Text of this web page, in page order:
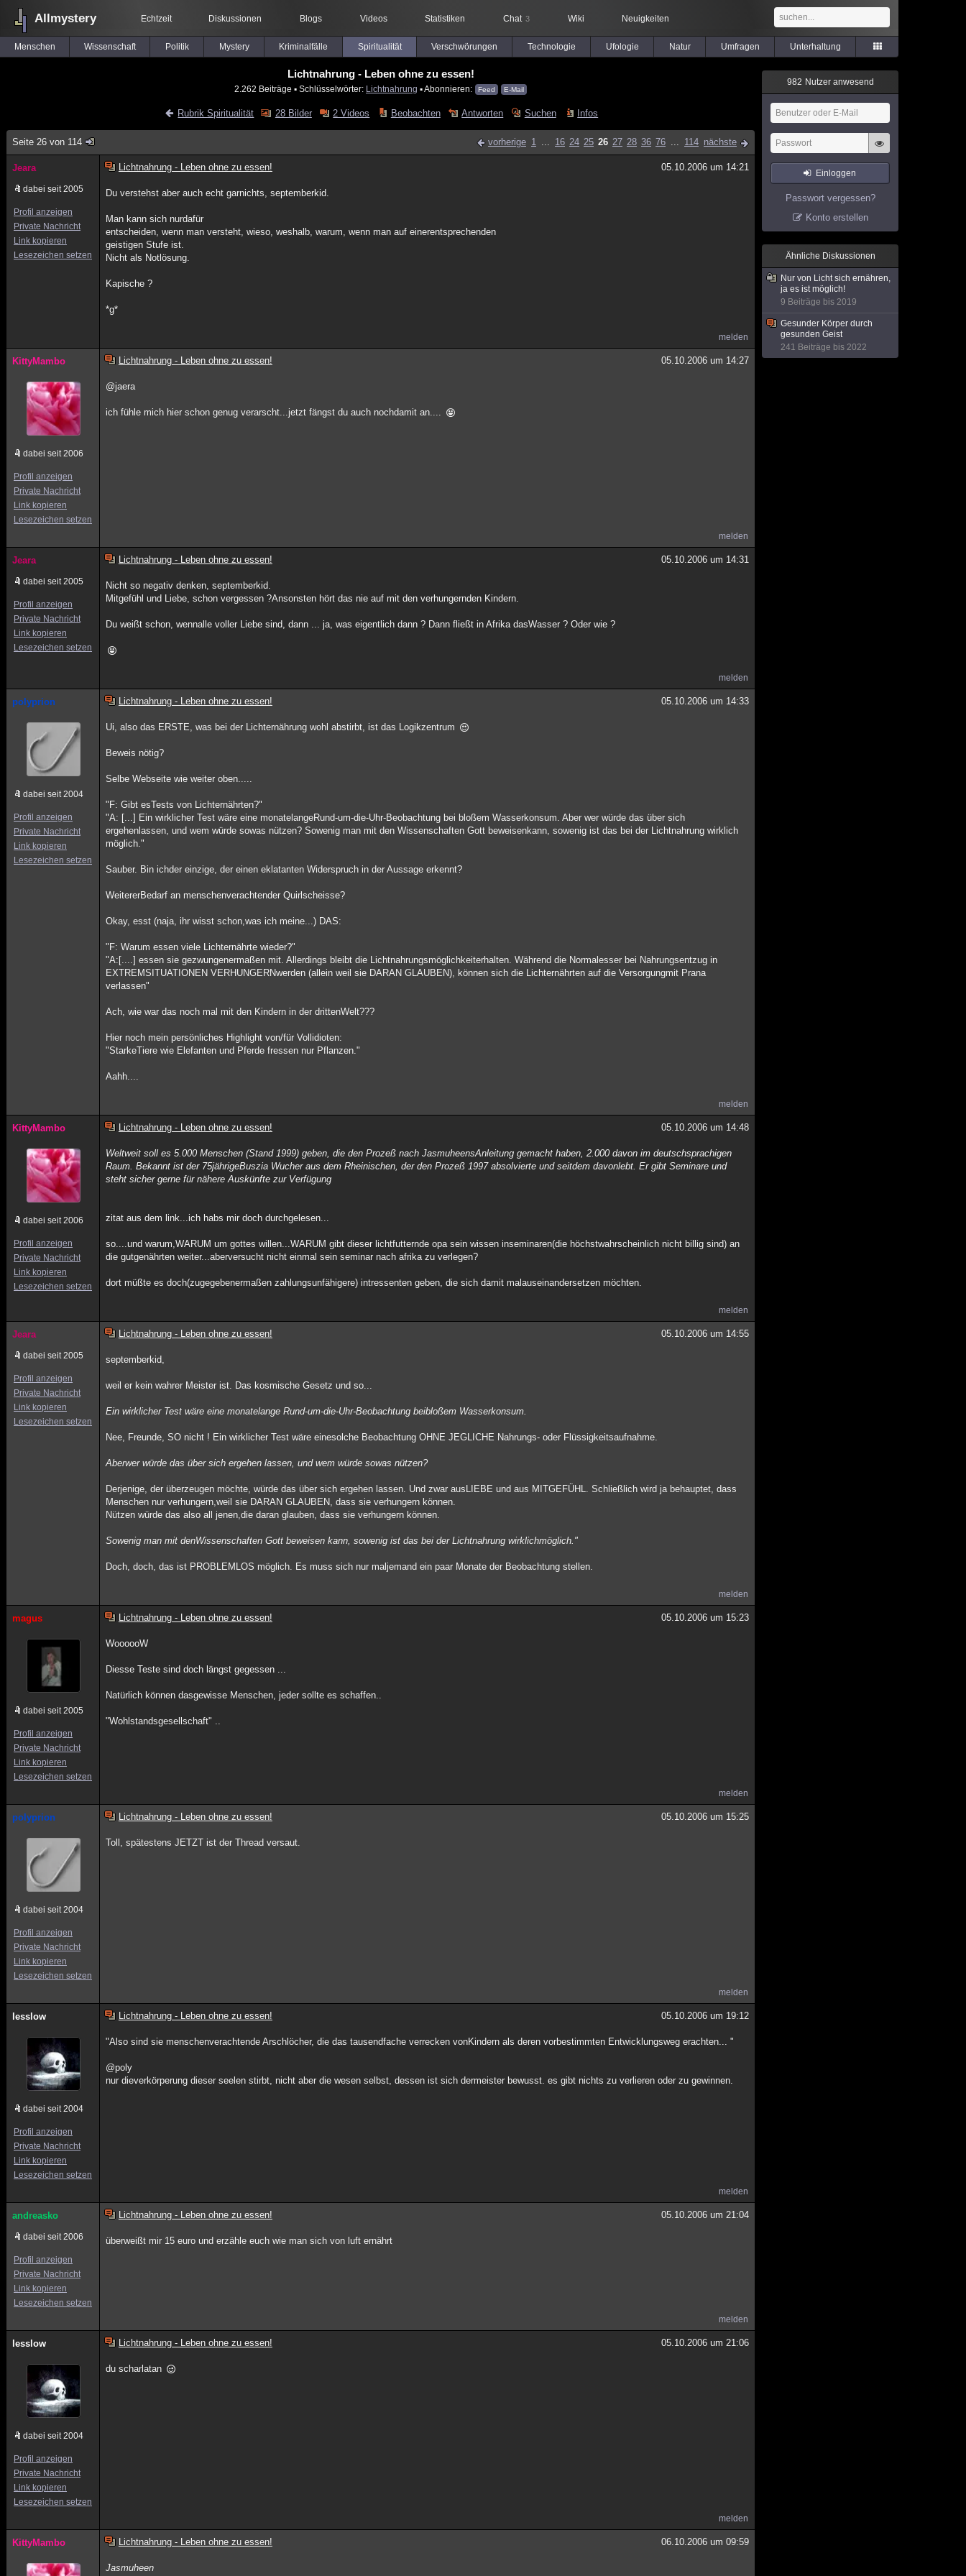
Allmystery Echtzeit Diskussionen Blogs Videos Statistiken Chat 3 Wiki Neuigkeiten
Menschen Wissenschaft Politik Mystery Kriminalfälle Spiritualität Verschwörungen Technologie Ufologie Natur Umfragen Unterhaltung
Lichtnahrung - Leben ohne zu essen!
2.262 Beiträge ▪ Schlüsselwörter: Lichtnahrung ▪ Abonnieren: Feed E-Mail
Rubrik Spiritualität 28 Bilder 2 Videos Beobachten Antworten Suchen Infos
Seite 26 von 114 vorherige 1 ... 16 24 25 26 27 28 36 76 ... 114 nächste
Jeara
dabei seit 2005
Profil anzeigen
Private Nachricht
Link kopieren
Lesezeichen setzen
Lichtnahrung - Leben ohne zu essen! 05.10.2006 um 14:21
Du verstehst aber auch echt garnichts, septemberkid.
Man kann sich nurdafür
entscheiden, wenn man versteht, wieso, weshalb, warum, wenn man auf einerentsprechenden
geistigen Stufe ist.
Nicht als Notlösung.
Kapische ?
*g*
melden
KittyMambo
dabei seit 2006
Profil anzeigen
Private Nachricht
Link kopieren
Lesezeichen setzen
Lichtnahrung - Leben ohne zu essen! 05.10.2006 um 14:27
@jaera
ich fühle mich hier schon genug verarscht...jetzt fängst du auch nochdamit an....
melden
Jeara
dabei seit 2005
Profil anzeigen
Private Nachricht
Link kopieren
Lesezeichen setzen
Lichtnahrung - Leben ohne zu essen! 05.10.2006 um 14:31
Nicht so negativ denken, septemberkid.
Mitgefühl und Liebe, schon vergessen ?Ansonsten hört das nie auf mit den verhungernden Kindern.
Du weißt schon, wennalle voller Liebe sind, dann ... ja, was eigentlich dann ? Dann fließt in Afrika dasWasser ? Oder wie ?
melden
polyprion
dabei seit 2004
Profil anzeigen
Private Nachricht
Link kopieren
Lesezeichen setzen
Lichtnahrung - Leben ohne zu essen! 05.10.2006 um 14:33
Ui, also das ERSTE, was bei der Lichternährung wohl abstirbt, ist das Logikzentrum
Beweis nötig?
Selbe Webseite wie weiter oben.....
"F: Gibt esTests von Lichternährten?"
"A: [...] Ein wirklicher Test wäre eine monatelangeRund-um-die-Uhr-Beobachtung bei bloßem Wasserkonsum. Aber wer würde das über sich
ergehenlassen, und wem würde sowas nützen? Sowenig man mit den Wissenschaften Gott beweisenkann, sowenig ist das bei der Lichtnahrung wirklich
möglich."
Sauber. Bin ichder einzige, der einen eklatanten Widerspruch in der Aussage erkennt?
WeitererBedarf an menschenverachtender Quirlscheisse?
Okay, esst (naja, ihr wisst schon,was ich meine...) DAS:
"F: Warum essen viele Lichternährte wieder?"
"A:[....] essen sie gezwungenermaßen mit. Allerdings bleibt die Lichtnahrungsmöglichkeiterhalten. Während die Normalesser bei Nahrungsentzug in
EXTREMSITUATIONEN VERHUNGERNwerden (allein weil sie DARAN GLAUBEN), können sich die Lichternährten auf die Versorgungmit Prana
verlassen"
Ach, wie war das noch mal mit den Kindern in der drittenWelt???
Hier noch mein persönliches Highlight von/für Vollidioten:
"StarkeTiere wie Elefanten und Pferde fressen nur Pflanzen."
Aahh....
melden
KittyMambo
dabei seit 2006
Profil anzeigen
Private Nachricht
Link kopieren
Lesezeichen setzen
Lichtnahrung - Leben ohne zu essen! 05.10.2006 um 14:48
Weltweit soll es 5.000 Menschen (Stand 1999) geben, die den Prozeß nach JasmuheensAnleitung gemacht haben, 2.000 davon im deutschsprachigen
Raum. Bekannt ist der 75jährigeBuszia Wucher aus dem Rheinischen, der den Prozeß 1997 absolvierte und seitdem davonlebt. Er gibt Seminare und
steht sicher gerne für nähere Auskünfte zur Verfügung
zitat aus dem link...ich habs mir doch durchgelesen...
so....und warum,WARUM um gottes willen...WARUM gibt dieser lichtfutternde opa sein wissen inseminaren(die höchstwahrscheinlich nicht billig sind) an
die gutgenährten weiter...aberversucht nicht einmal sein seminar nach afrika zu verlegen?
dort müßte es doch(zugegebenermaßen zahlungsunfähigere) intressenten geben, die sich damit malauseinandersetzen möchten.
melden
Jeara
dabei seit 2005
Profil anzeigen
Private Nachricht
Link kopieren
Lesezeichen setzen
Lichtnahrung - Leben ohne zu essen! 05.10.2006 um 14:55
septemberkid,
weil er kein wahrer Meister ist. Das kosmische Gesetz und so...
Ein wirklicher Test wäre eine monatelange Rund-um-die-Uhr-Beobachtung beibloßem Wasserkonsum.
Nee, Freunde, SO nicht ! Ein wirklicher Test wäre einesolche Beobachtung OHNE JEGLICHE Nahrungs- oder Flüssigkeitsaufnahme.
Aberwer würde das über sich ergehen lassen, und wem würde sowas nützen?
Derjenige, der überzeugen möchte, würde das über sich ergehen lassen. Und zwar ausLIEBE und aus MITGEFÜHL. Schließlich wird ja behauptet, dass
Menschen nur verhungern,weil sie DARAN GLAUBEN, dass sie verhungern können.
Nützen würde das also all jenen,die daran glauben, dass sie verhungern können.
Sowenig man mit denWissenschaften Gott beweisen kann, sowenig ist das bei der Lichtnahrung wirklichmöglich."
Doch, doch, das ist PROBLEMLOS möglich. Es muss sich nur maljemand ein paar Monate der Beobachtung stellen.
melden
magus
dabei seit 2005
Profil anzeigen
Private Nachricht
Link kopieren
Lesezeichen setzen
Lichtnahrung - Leben ohne zu essen! 05.10.2006 um 15:23
WoooooW
Diesse Teste sind doch längst gegessen ...
Natürlich können dasgewisse Menschen, jeder sollte es schaffen..
"Wohlstandsgesellschaft" ..
melden
polyprion
dabei seit 2004
Profil anzeigen
Private Nachricht
Link kopieren
Lesezeichen setzen
Lichtnahrung - Leben ohne zu essen! 05.10.2006 um 15:25
Toll, spätestens JETZT ist der Thread versaut.
melden
lesslow
dabei seit 2004
Profil anzeigen
Private Nachricht
Link kopieren
Lesezeichen setzen
Lichtnahrung - Leben ohne zu essen! 05.10.2006 um 19:12
"Also sind sie menschenverachtende Arschlöcher, die das tausendfache verrecken vonKindern als deren vorbestimmten Entwicklungsweg erachten... "
@poly
nur dieverkörperung dieser seelen stirbt, nicht aber die wesen selbst, dessen ist sich dermeister bewusst. es gibt nichts zu verlieren oder zu gewinnen.
melden
andreasko
dabei seit 2006
Profil anzeigen
Private Nachricht
Link kopieren
Lesezeichen setzen
Lichtnahrung - Leben ohne zu essen! 05.10.2006 um 21:04
überweißt mir 15 euro und erzähle euch wie man sich von luft ernährt
melden
lesslow
dabei seit 2004
Profil anzeigen
Private Nachricht
Link kopieren
Lesezeichen setzen
Lichtnahrung - Leben ohne zu essen! 05.10.2006 um 21:06
du scharlatan
melden
KittyMambo Lichtnahrung - Leben ohne zu essen! 06.10.2006 um 09:59
Jasmuheen
982 Nutzer anwesend
Einloggen
Passwort vergessen?
Konto erstellen
Ähnliche Diskussionen
Nur von Licht sich ernähren,
ja es ist möglich!
9 Beiträge bis 2019
Gesunder Körper durch
gesunden Geist
241 Beiträge bis 2022